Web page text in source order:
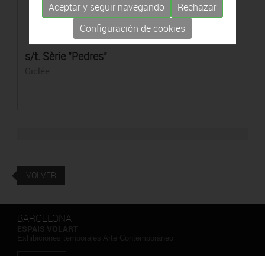
s/t. Sèrie "Pedres"
VOLVER
BARCELONA
Aceptar y seguir navegando
Rechazar
Configuración de cookies